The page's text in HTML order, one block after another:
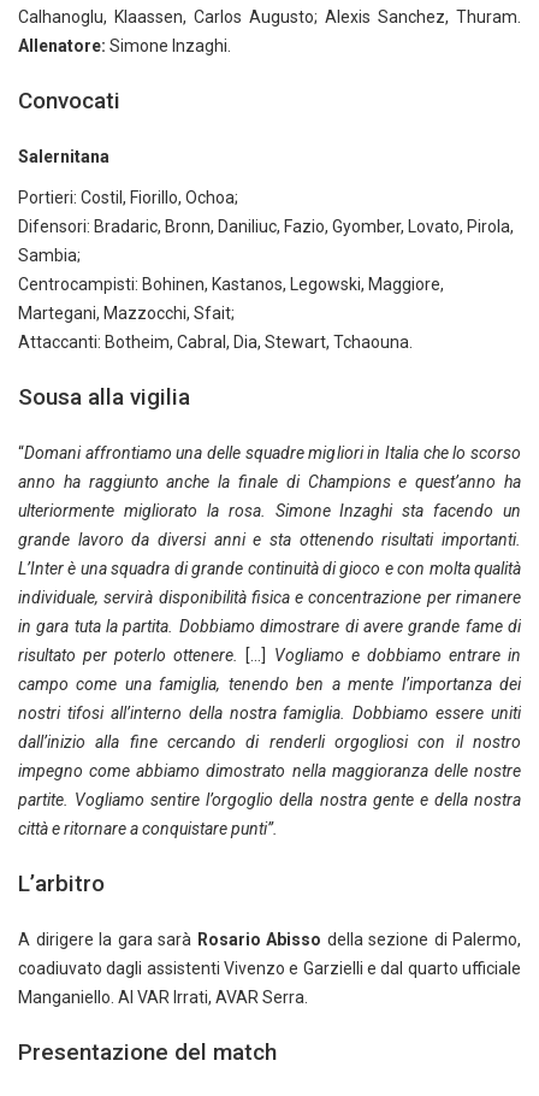
Calhanoglu, Klaassen, Carlos Augusto; Alexis Sanchez, Thuram.
Allenatore: Simone Inzaghi.
Convocati
Salernitana
Portieri: Costil, Fiorillo, Ochoa;
Difensori: Bradaric, Bronn, Daniliuc, Fazio, Gyomber, Lovato, Pirola,
Sambia;
Centrocampisti: Bohinen, Kastanos, Legowski, Maggiore,
Martegani, Mazzocchi, Sfait;
Attaccanti: Botheim, Cabral, Dia, Stewart, Tchaouna.
Sousa alla vigilia
“Domani affrontiamo una delle squadre migliori in Italia che lo scorso
anno ha raggiunto anche la finale di Champions e quest’anno ha
ulteriormente migliorato la rosa. Simone Inzaghi sta facendo un
grande lavoro da diversi anni e sta ottenendo risultati importanti.
L’Inter è una squadra di grande continuità di gioco e con molta qualità
individuale, servirà disponibilità fisica e concentrazione per rimanere
in gara tuta la partita. Dobbiamo dimostrare di avere grande fame di
risultato per poterlo ottenere. […] Vogliamo e dobbiamo entrare in
campo come una famiglia, tenendo ben a mente l’importanza dei
nostri tifosi all’interno della nostra famiglia. Dobbiamo essere uniti
dall’inizio alla fine cercando di renderli orgogliosi con il nostro
impegno come abbiamo dimostrato nella maggioranza delle nostre
partite. Vogliamo sentire l’orgoglio della nostra gente e della nostra
città e ritornare a conquistare punti”.
L’arbitro
A dirigere la gara sarà Rosario Abisso della sezione di Palermo,
coadiuvato dagli assistenti Vivenzo e Garzielli e dal quarto ufficiale
Manganiello. Al VAR Irrati, AVAR Serra.
Presentazione del match